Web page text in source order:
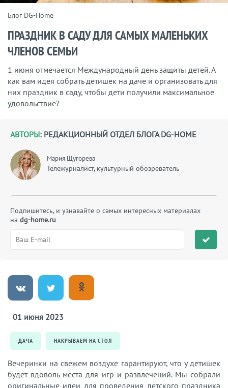
Блог DG-Home
ПРАЗДНИК В САДУ ДЛЯ САМЫХ МАЛЕНЬКИХ
ЧЛЕНОВ СЕМЬИ
1 июня отмечается Международный день защиты детей. А
как вам идея собрать детишек на даче и организовать для
них праздник в саду, чтобы дети получили максимальное
удовольствие?
АВТОРЫ: РЕДАКЦИОННЫЙ ОТДЕЛ БЛОГА DG-HOME
Мария Щугорева
Тележурналист, культурный обозреватель
Подпишитесь, и узнавайте о самых интересных материалах
на dg-home.ru
01 июня 2023
ДАЧА НАКРЫВАЕМ НА СТОЛ
Вечеринки на свежем воздухе гарантируют, что у детишек
будет вдоволь места для игр и развлечений. Мы собрали
оригинальные идеи для проведения детского праздника